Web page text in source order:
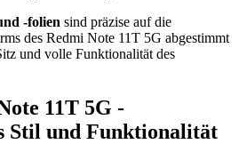
-folien sind präzise auf die
des Redmi Note 11T 5G abgestimmt
und volle Funktionalität des
11T 5G -
Stil und Funktionalität